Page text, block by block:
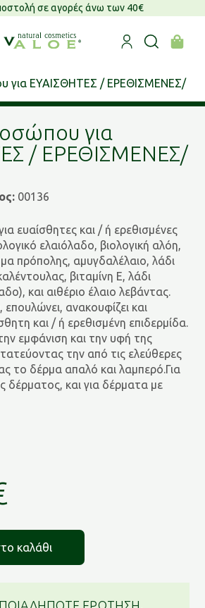
σε αγορές άνω των 40€
για
/ ΕΡΕΘΙΣΜΕΝΕΣ/
00136
ευαίσθητες και / ή ερεθισμένες
ελαιόλαδο, βιολογική αλόη,
πρόπολης, αμυγδαλέλαιο, λάδι
βιταμίνη Ε, λάδι
και αιθέριο έλαιο λεβάντας.
ανακουφίζει και
και / ή ερεθισμένη επιδερμίδα.
εμφάνιση και την υφή της
την από τις ελεύθερες
το δέρμα απαλό και λαμπερό.Για
δέρματος, και για δέρματα με
καλάθι